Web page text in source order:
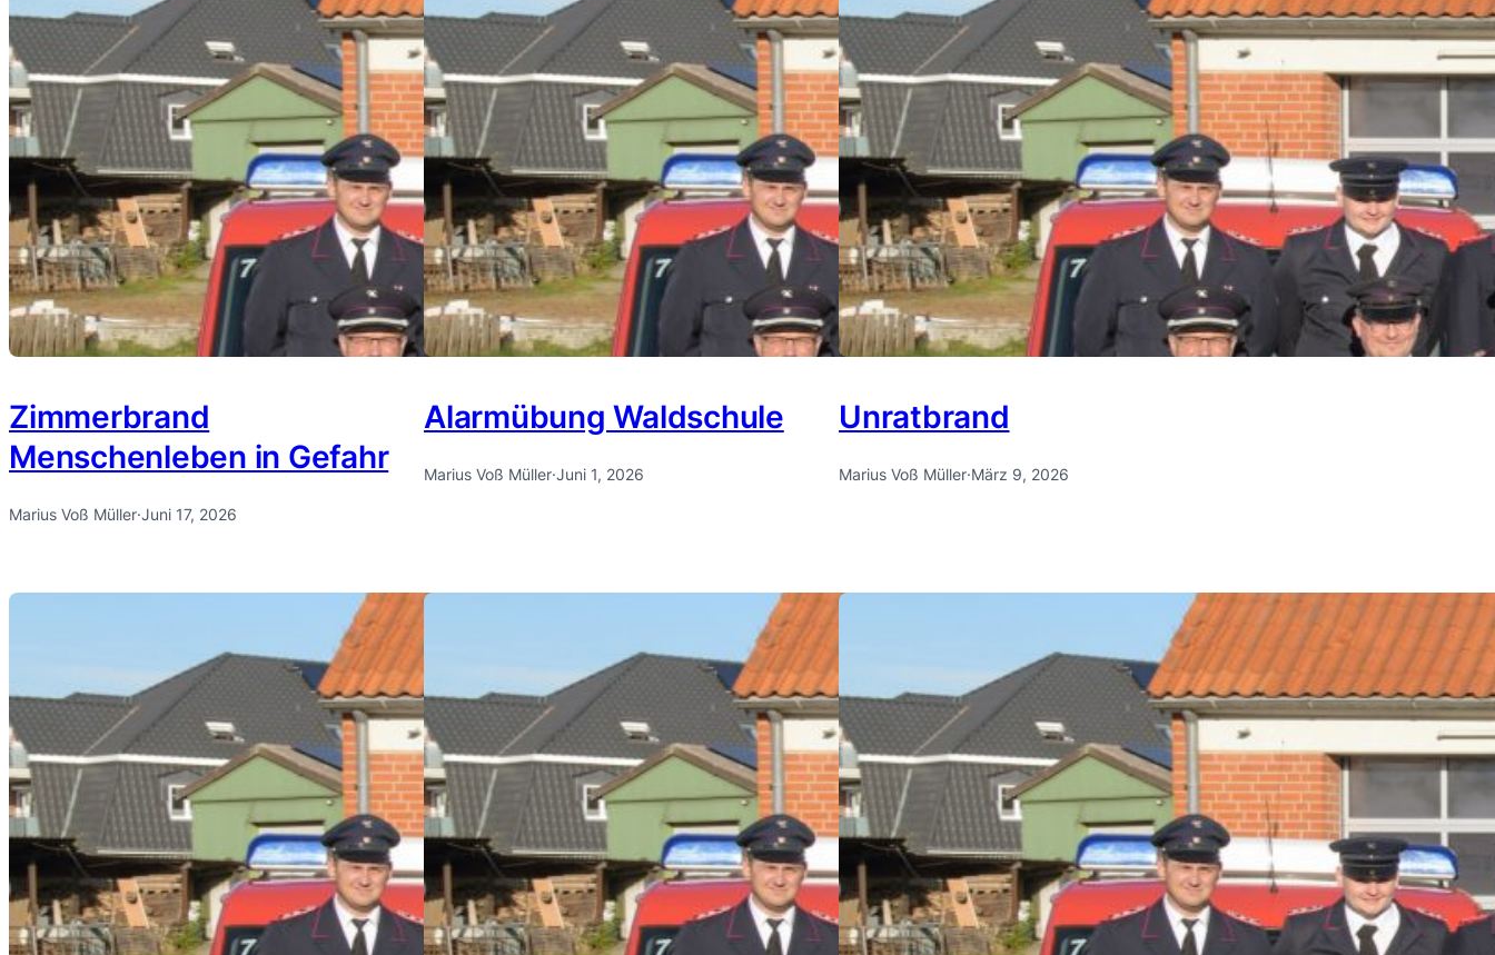
Zimmerbrand
Menschenleben in Gefahr
Marius Voß Müller·Juni 17, 2026
Alarmübung Waldschule
Marius Voß Müller·Juni 1, 2026
Unratbrand
Marius Voß Müller·März 9, 2026